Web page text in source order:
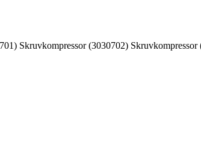
Skruvkompressor (3030702)